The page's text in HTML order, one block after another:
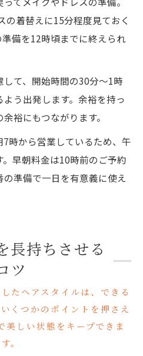
の着替えに15分程度見ておく
備を12時頃までに終えられ
て、開始時間の30分〜1時
う出発します。余裕を持っ
裕にもつながります。
時から営業しているため、午
早朝料金は10時前のご予約
準備で一日を有意義に使え
長持ちさせる
ツ
たヘアスタイルは、できる
くつかのポイントを押さえ
美しい状態をキープできま
す。